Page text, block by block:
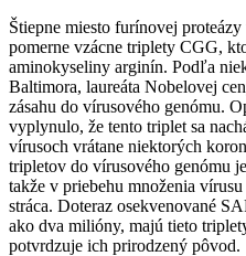
Štiepne miesto furínovej
pomerne vzácne triplety CGG,
aminokyseliny arginín. Podľa
Baltimora, laureáta Nobelovej
zásahu do vírusového genómu.
vyplynulo, že tento triplet sa
vírusoch vrátane niektorých
tripletov do vírusového genómu
takže v priebehu množenia
stráca. Doteraz osekvenované
ako dva milióny, majú tieto
potvrdzuje ich prirodzený pôvod.